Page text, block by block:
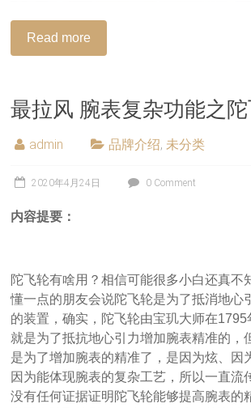
Read more
最拉风 腕表复杂功能之
admin 品牌介绍,未分类
2020年4月24日 0 Comment
内容提要：
陀飞轮有啥用？相信可能很多小白还真不
懂一点的朋友会说陀飞轮是为了抵消地心
的装置，确实，陀飞轮由宝玑大师在
就是为了抵抗地心引力增加腕表精准的，
是为了增加腕表的精准了，是因为炫、因
因为能体现腕表的复杂工艺，所以一直流
没有任何证据证明陀飞轮能够提高腕表的